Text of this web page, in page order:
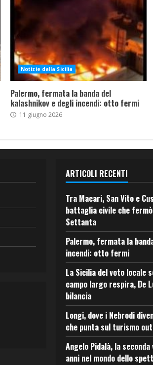
Notizie dalla Sicilia
Palermo, fermata la banda del
kalashnikov e degli incendi: otto fermi
11 giugno 2026
ARTICOLI RECENTI
Tra Macari, San Vito e
battaglia civile che
Settanta
Palermo, fermata la
incendi: otto fermi
La Sicilia del voto
campo largo respira, De
bilancia
Longi, dove i Nebrodi
che punta sul turismo
Angelo Pidalà, la
anni nel mondo dello